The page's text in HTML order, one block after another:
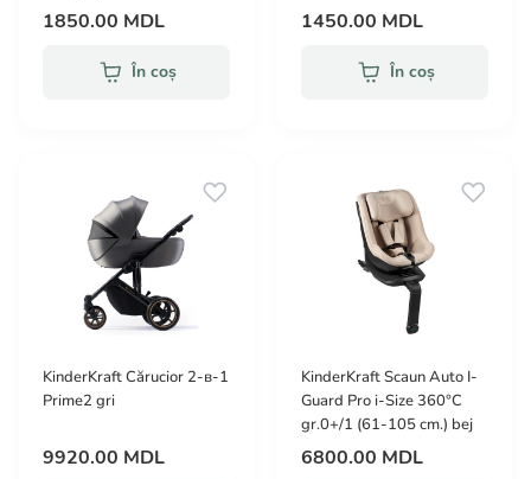
1850.00 MDL
În coș
1450.00 MDL
În coș
KinderKraft Cărucior 2-в-1
Prime2 gri
9920.00 MDL
KinderKraft Scaun Auto I-
Guard Pro i-Size 360°С
gr.0+/1 (61-105 cm.) bej
6800.00 MDL